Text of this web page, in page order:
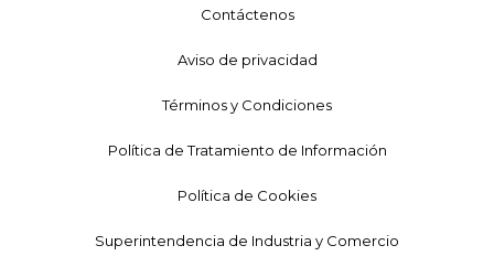
Contáctenos
Aviso de privacidad
Términos y Condiciones
Política de Tratamiento de Información
Política de Cookies
Superintendencia de Industria y Comercio